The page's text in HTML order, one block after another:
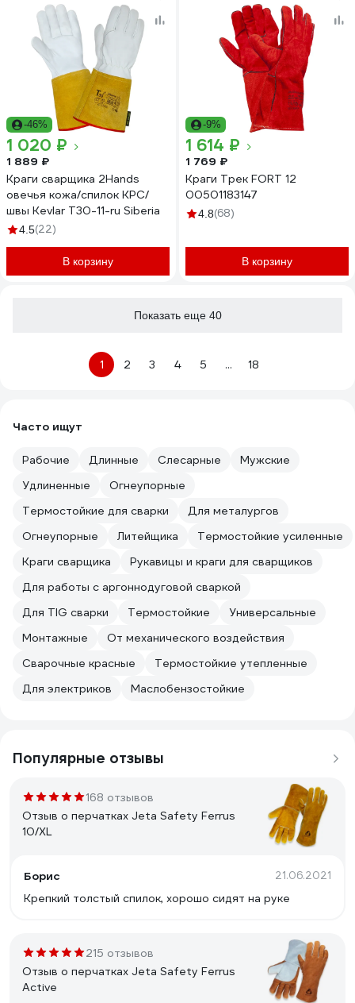
-46%
1 020 ₽
1 889 ₽
Краги сварщика 2Hands
овечья кожа/спилок КРС/
швы Kevlar Т30-11-ru Siberia
4.5(22)
В корзину
-9%
1 614 ₽
1 769 ₽
Краги Трек FORT 12
00501183147
4.8(68)
В корзину
Показать еще 40
1 2 3 4 5 ... 18
Часто ищут
Рабочие Длинные Слесарные
Мужские
Удлиненные
Огнеупорные
Термостойкие для сварки
Для металургов
Огнеупорные
Литейщика
Термостойкие усиленные
Краги сварщика
Рукавицы и краги для сварщиков
Для работы с аргоннодуговой сваркой
Для TIG сварки
Термостойкие
Универсальные
Монтажные
От механического воздействия
Сварочные красные
Термостойкие утепленные
Для электриков
Маслобензостойкие
Популярные отзывы
168 отзывов
Отзыв о перчатках Jeta Safety Ferrus
10/XL
Борис 21.06.2021
Крепкий толстый спилок, хорошо сидят на руке
215 отзывов
Отзыв о перчатках Jeta Safety Ferrus
Active